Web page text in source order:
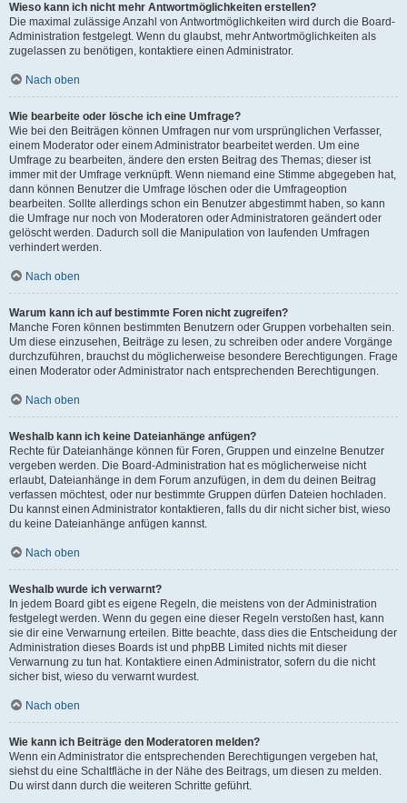
Wieso kann ich nicht mehr Antwortmöglichkeiten erstellen?
Die maximal zulässige Anzahl von Antwortmöglichkeiten wird durch die Board-
Administration festgelegt. Wenn du glaubst, mehr Antwortmöglichkeiten als
zugelassen zu benötigen, kontaktiere einen Administrator.
Nach oben
Wie bearbeite oder lösche ich eine Umfrage?
Wie bei den Beiträgen können Umfragen nur vom ursprünglichen Verfasser,
einem Moderator oder einem Administrator bearbeitet werden. Um eine
Umfrage zu bearbeiten, ändere den ersten Beitrag des Themas; dieser ist
immer mit der Umfrage verknüpft. Wenn niemand eine Stimme abgegeben hat,
dann können Benutzer die Umfrage löschen oder die Umfrageoption
bearbeiten. Sollte allerdings schon ein Benutzer abgestimmt haben, so kann
die Umfrage nur noch von Moderatoren oder Administratoren geändert oder
gelöscht werden. Dadurch soll die Manipulation von laufenden Umfragen
verhindert werden.
Nach oben
Warum kann ich auf bestimmte Foren nicht zugreifen?
Manche Foren können bestimmten Benutzern oder Gruppen vorbehalten sein.
Um diese einzusehen, Beiträge zu lesen, zu schreiben oder andere Vorgänge
durchzuführen, brauchst du möglicherweise besondere Berechtigungen. Frage
einen Moderator oder Administrator nach entsprechenden Berechtigungen.
Nach oben
Weshalb kann ich keine Dateianhänge anfügen?
Rechte für Dateianhänge können für Foren, Gruppen und einzelne Benutzer
vergeben werden. Die Board-Administration hat es möglicherweise nicht
erlaubt, Dateianhänge in dem Forum anzufügen, in dem du deinen Beitrag
verfassen möchtest, oder nur bestimmte Gruppen dürfen Dateien hochladen.
Du kannst einen Administrator kontaktieren, falls du dir nicht sicher bist, wieso
du keine Dateianhänge anfügen kannst.
Nach oben
Weshalb wurde ich verwarnt?
In jedem Board gibt es eigene Regeln, die meistens von der Administration
festgelegt werden. Wenn du gegen eine dieser Regeln verstoßen hast, kann
sie dir eine Verwarnung erteilen. Bitte beachte, dass dies die Entscheidung der
Administration dieses Boards ist und phpBB Limited nichts mit dieser
Verwarnung zu tun hat. Kontaktiere einen Administrator, sofern du die nicht
sicher bist, wieso du verwarnt wurdest.
Nach oben
Wie kann ich Beiträge den Moderatoren melden?
Wenn ein Administrator die entsprechenden Berechtigungen vergeben hat,
siehst du eine Schaltfläche in der Nähe des Beitrags, um diesen zu melden.
Du wirst dann durch die weiteren Schritte geführt.